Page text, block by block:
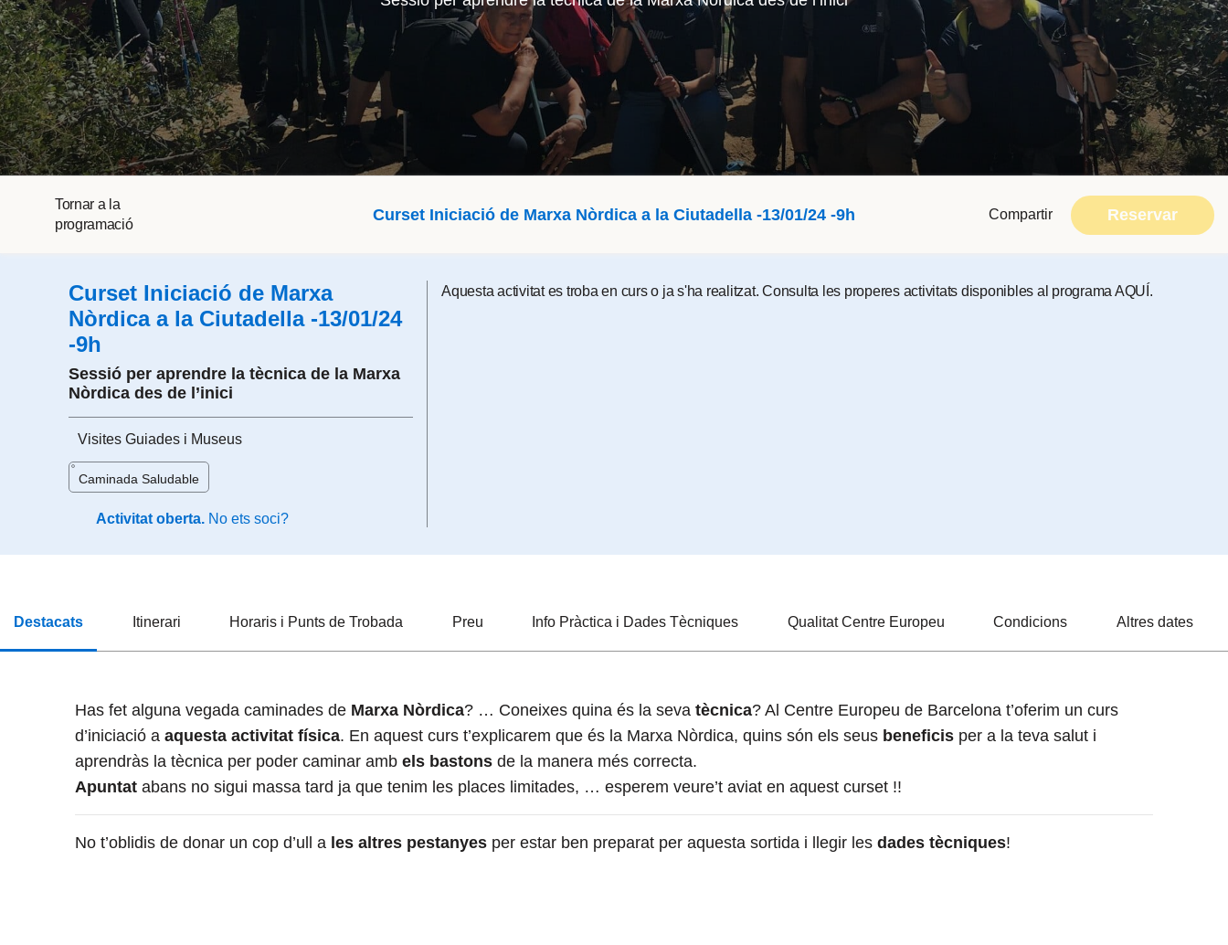
Tornar a la
programació
Curset Iniciació de Marxa Nòrdica a la Ciutadella -13/01/24 -9h Compartir Reservar
Curset Iniciació de Marxa
Nòrdica a la Ciutadella -13/01/24
-9h
Sessió per aprendre la tècnica de la Marxa
Nòrdica des de l’inici
Visites Guiades i Museus
Caminada Saludable
Activitat oberta. No ets soci?
Aquesta activitat es troba en curs o ja s'ha realitzat. Consulta les properes activitats disponibles al programa AQUÍ .
Destacats Itinerari Horaris i Punts de Trobada Preu Info Pràctica i Dades Tècniques Qualitat Centre Europeu Condicions Altres dates
Has fet alguna vegada caminades de Marxa Nòrdica? … Coneixes quina és la seva tècnica? Al Centre Europeu de Barcelona t’oferim un curs
d’iniciació a aquesta activitat física. En aquest curs t’explicarem que és la Marxa Nòrdica, quins són els seus beneficis per a la teva salut i
aprendràs la tècnica per poder caminar amb els bastons de la manera més correcta.
Apuntat abans no sigui massa tard ja que tenim les places limitades, … esperem veure’t aviat en aquest curset !!
No t’oblidis de donar un cop d’ull a les altres pestanyes per estar ben preparat per aquesta sortida i llegir les dades tècniques!